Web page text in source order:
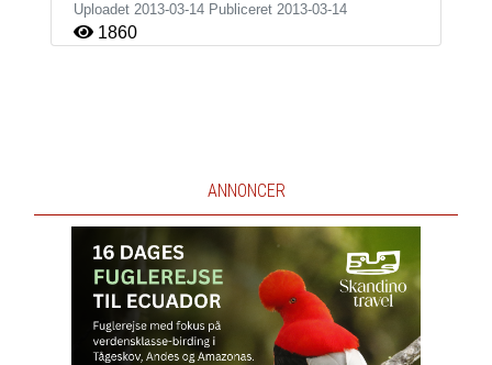
Uploadet 2013-03-14 Publiceret 2013-03-14
1860
ANNONCER